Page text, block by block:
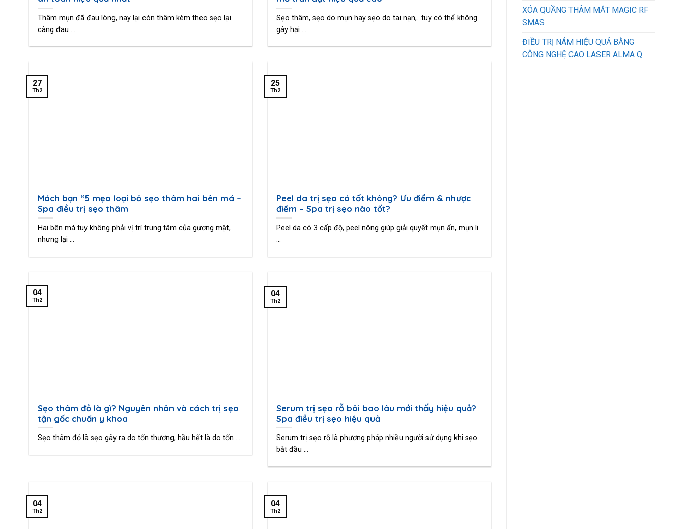
Thâm mụn đã đau lòng, nay lại còn thâm kèm theo sẹo lại
càng đau ...
Sẹo thâm, sẹo do mụn hay sẹo do tai nạn,…tuy có thể không
gây hại ...
Mách bạn “5 mẹo loại bỏ sẹo thâm hai bên má –
Spa điều trị sẹo thâm
Hai bên má tuy không phải vị trí trung tâm của gương mặt,
nhưng lại ...
27
Th2
Peel da trị sẹo có tốt không? Ưu điểm & nhược
điểm – Spa trị sẹo nào tốt?
Peel da có 3 cấp độ, peel nông giúp giải quyết mụn ẩn, mụn li
...
25
Th2
Sẹo thâm đỏ là gì? Nguyên nhân và cách trị sẹo
tận gốc chuẩn y khoa
Sẹo thâm đỏ là sẹo gây ra do tổn thương, hầu hết là do tổn ...
04
Th2
Serum trị sẹo rỗ bôi bao lâu mới thấy hiệu quả?
Spa điều trị sẹo hiệu quả
Serum trị sẹo rỗ là phương pháp nhiều người sử dụng khi sẹo
bắt đầu ...
04
Th2
04
Th2
04
Th2
XÓA QUẦNG THÂM MẮT MAGIC RF
SMAS
ĐIỀU TRỊ NÁM HIỆU QUẢ BẰNG
CÔNG NGHỆ CAO LASER ALMA Q